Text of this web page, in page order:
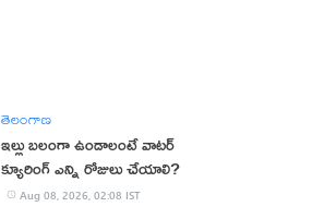
తెలంగాణ
ఇల్లు బలంగా ఉండాలంటే వాటర్
క్యూరింగ్ ఎన్ని రోజులు చేయాలి?
Aug 08, 2026, 02:08 IST